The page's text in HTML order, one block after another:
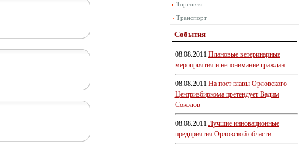
Торговля
Транспорт
События
08.08.2011 Плановые ветеринарные
мероприятия и непонимание граждан
08.08.2011 На пост главы Орловского
Центризбиркома претендует Вадим
Соколов
08.08.2011 Лучшие инновационные
предприятия Орловской области